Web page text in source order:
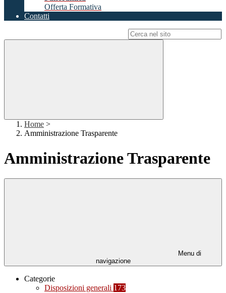
Offerta Formativa
Contatti
Home >
Amministrazione Trasparente
Amministrazione Trasparente
Menu di
navigazione
Categorie
Disposizioni generali 173